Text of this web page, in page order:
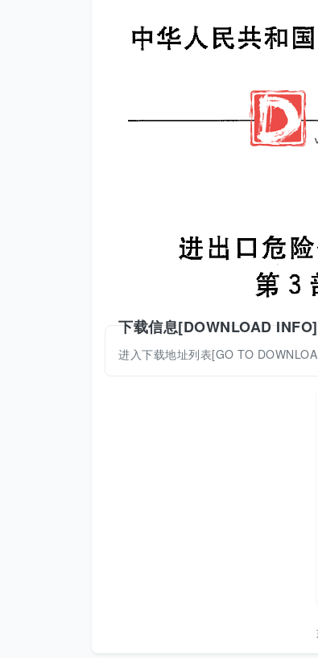
下载信息[DOWNLOAD INFO]
进入下载地址列表[GO TO